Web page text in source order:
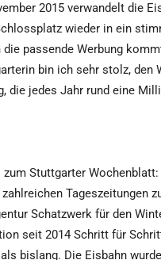
2015 verwandelt die
wieder in ein
passende Werbung
bin ich sehr stolz, den
jedes Jahr rund eine
Stuttgarter
Tageszeitungen
Schatzwerk für den
seit 2014 Schritt für
bislang. Die Eisbahn